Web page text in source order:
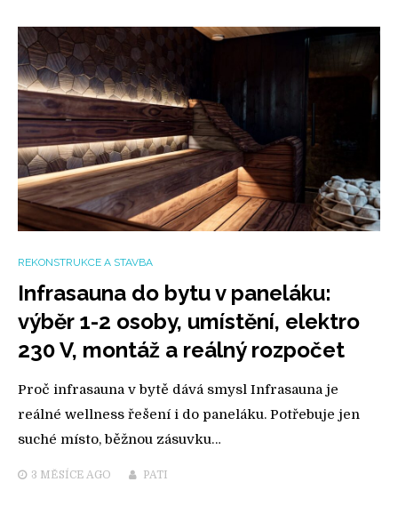
REKONSTRUKCE A STAVBA
Infrasauna do bytu v paneláku:
výběr 1-2 osoby, umístění, elektro
230 V, montáž a reálný rozpočet
Proč infrasauna v bytě dává smysl Infrasauna je
reálné wellness řešení i do paneláku. Potřebuje jen
suché místo, běžnou zásuvku…
3 MĚSÍCE AGO PATI